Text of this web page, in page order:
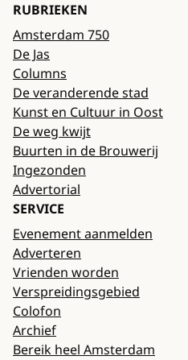
RUBRIEKEN
Amsterdam 750
De Jas
Columns
De veranderende stad
Kunst en Cultuur in Oost
De weg kwijt
Buurten in de Brouwerij
Ingezonden
Advertorial
SERVICE
Evenement aanmelden
Adverteren
Vrienden worden
Verspreidingsgebied
Colofon
Archief
Bereik heel Amsterdam